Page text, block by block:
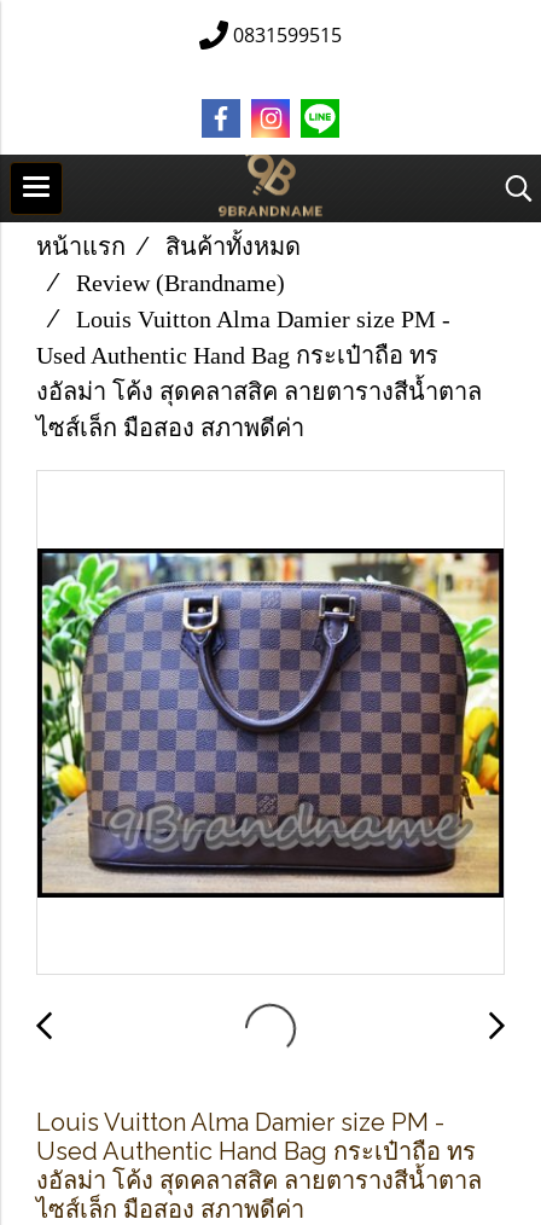
0831599515
หน้าแรก
สินค้าทั้งหมด
Review (Brandname)
Louis Vuitton Alma Damier size PM -
Used Authentic Hand Bag กระเป๋าถือ ทร
งอัลม่า โค้ง สุดคลาสสิค ลายตารางสีน้ำตาล
ไซส์เล็ก มือสอง สภาพดีค่า
Louis Vuitton Alma Damier size PM -
Used Authentic Hand Bag กระเป๋าถือ ทร
งอัลม่า โค้ง สุดคลาสสิค ลายตารางสีน้ำตาล
ไซส์เล็ก มือสอง สภาพดีค่า